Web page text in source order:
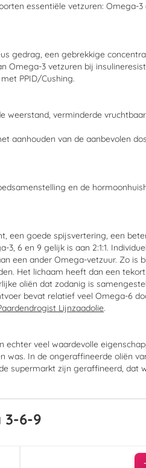
essentiële vetzuren: Omega-
gedrag, een gebrekkige
Omega-3 vetzuren bij
PPID/Cushing.
weerstand, verminderde
aanhouden van de aanbevolen
en de
een goede spijsvertering, een
6 en 9 gelijk is aan 2:1:1.
een ander Omega-vetzuur. Zo is
Het lichaam heeft dan een
oliën dat zodanig is
bevat relatief veel Omega-6
Lijnzaadolie.
veel waardevolle
In de ongeraffineerde oliën
supermarkt zijn geraffineerd, dat
3-6-9